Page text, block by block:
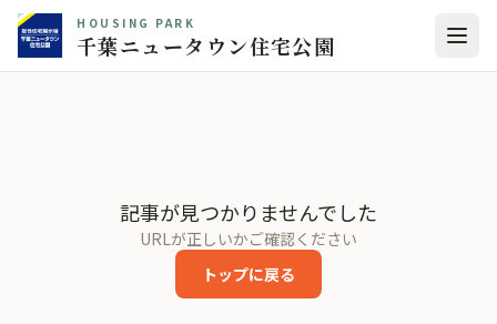
HOUSING PARK
千葉ニュータウン住宅公園
記事が見つかりませんでした
URLが正しいかご確認ください
トップに戻る